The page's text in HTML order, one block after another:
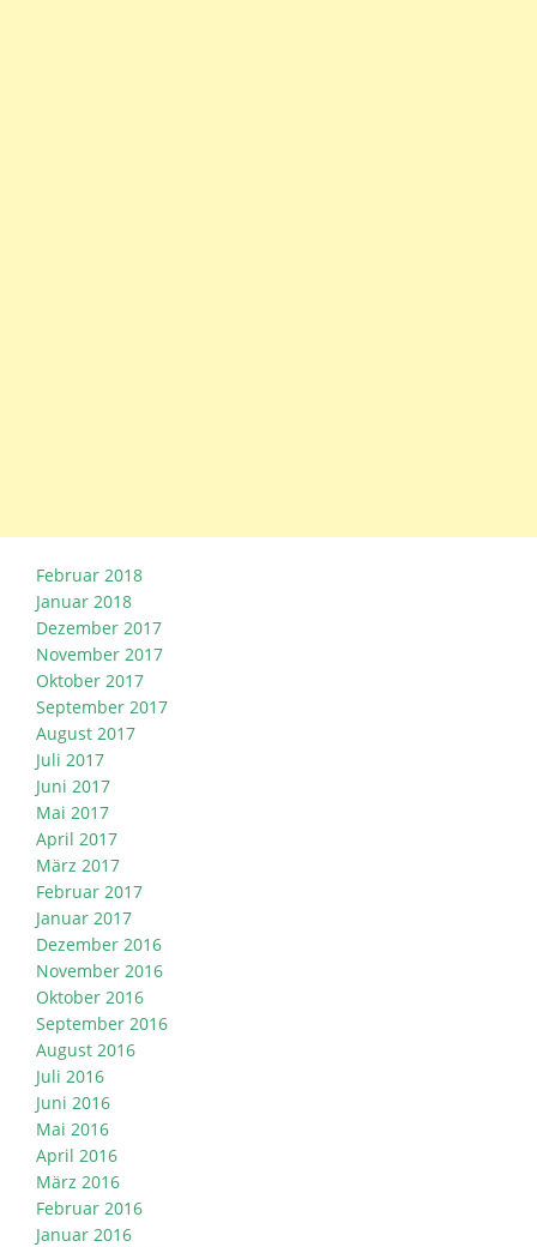
Februar 2018
Januar 2018
Dezember 2017
November 2017
Oktober 2017
September 2017
August 2017
Juli 2017
Juni 2017
Mai 2017
April 2017
März 2017
Februar 2017
Januar 2017
Dezember 2016
November 2016
Oktober 2016
September 2016
August 2016
Juli 2016
Juni 2016
Mai 2016
April 2016
März 2016
Februar 2016
Januar 2016